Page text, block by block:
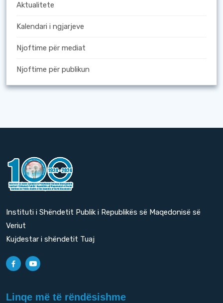
Aktualitete
Kalendari i ngjarjeve
Njoftime për mediat
Njoftime për publikun
Instituti i Shëndetit Publik i Republikës së Maqedonisë së
Veriut
Kujdestar i shëndetit Tuaj
Linqe më të rëndësishme